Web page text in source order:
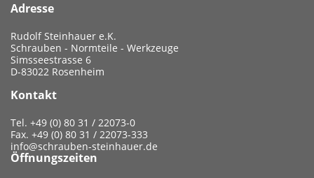
Adresse
Rudolf Steinhauer e.K.
Schrauben - Normteile - Werkzeuge
Simsseestrasse 6
D-83022 Rosenheim
Kontakt
Tel. +49 (0) 80 31 / 22073-0
Fax. +49 (0) 80 31 / 22073-333
info@schrauben-steinhauer.de
Öffnungszeiten